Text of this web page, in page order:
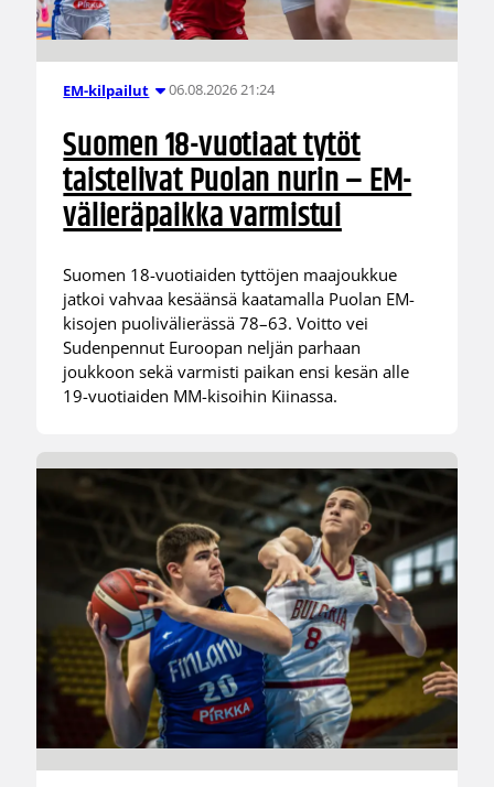
EM-kilpailut 06.08.2026 21:24
Suomen 18-vuotiaat tytöt
taistelivat Puolan nurin – EM-
välieräpaikka varmistui
Suomen 18-vuotiaiden tyttöjen maajoukkue
jatkoi vahvaa kesäänsä kaatamalla Puolan EM-
kisojen puolivälierässä 78–63. Voitto vei
Sudenpennut Euroopan neljän parhaan
joukkoon sekä varmisti paikan ensi kesän alle
19-vuotiaiden MM-kisoihin Kiinassa.